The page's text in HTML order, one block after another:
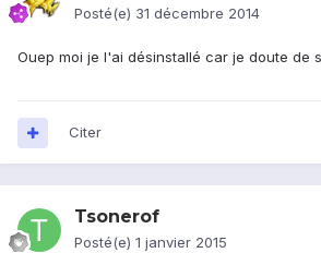
Posté(e) 31 décembre 2014
Ouep moi je l'ai désinstallé car je doute de
Citer
Tsonerof
Posté(e) 1 janvier 2015